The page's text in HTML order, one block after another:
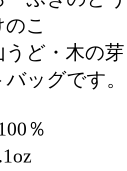
こ
うど・木の
ッグです。
％